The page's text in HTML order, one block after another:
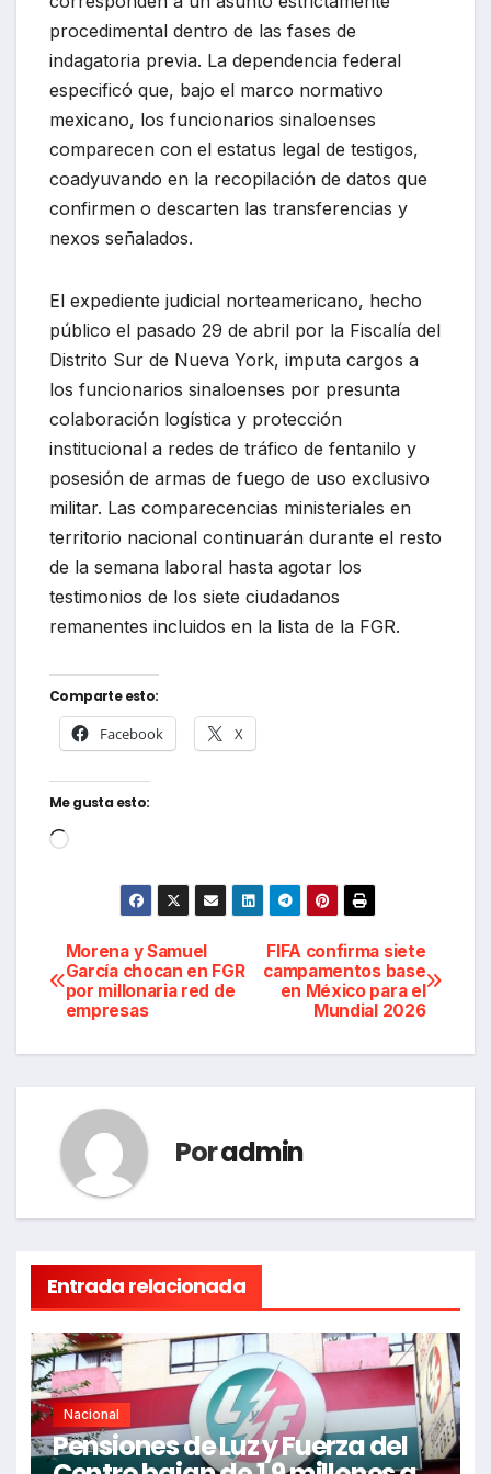
procedimental dentro de las fases de
indagatoria previa. La dependencia federal
especificó que, bajo el marco normativo
mexicano, los funcionarios sinaloenses
comparecen con el estatus legal de testigos,
coadyuvando en la recopilación de datos que
confirmen o descarten las transferencias y
nexos señalados.
El expediente judicial norteamericano, hecho
público el pasado 29 de abril por la Fiscalía del
Distrito Sur de Nueva York, imputa cargos a
los funcionarios sinaloenses por presunta
colaboración logística y protección
institucional a redes de tráfico de fentanilo y
posesión de armas de fuego de uso exclusivo
militar. Las comparecencias ministeriales en
territorio nacional continuarán durante el resto
de la semana laboral hasta agotar los
testimonios de los siete ciudadanos
remanentes incluidos en la lista de la FGR.
Comparte esto:
Facebook X
Me gusta esto:
Cargando...
Navegación
de
entradas
FIFA confirma siete
campamentos base
en México para el
Mundial 2026
Morena y Samuel
García chocan en FGR
por millonaria red de
empresas
Poradmin
Entrada relacionada
Nacional
Pensiones de Luz y Fuerza del